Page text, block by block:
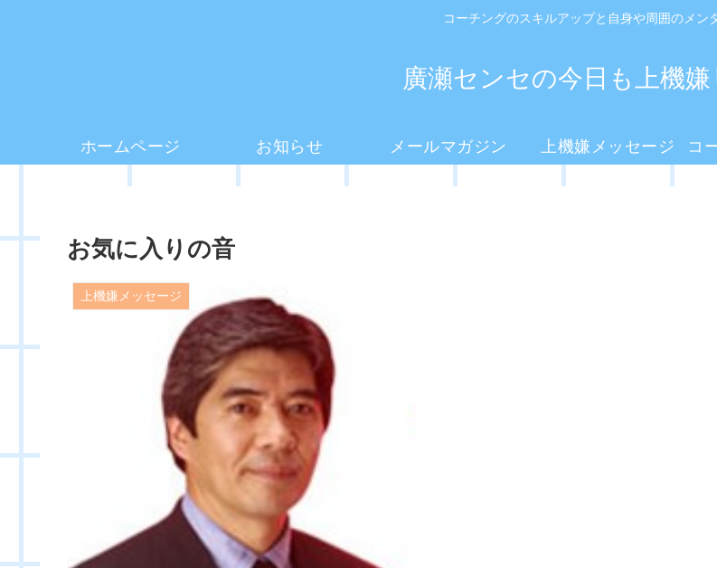
コーチングのスキルアップと自身や周囲のメン
廣瀬センセの今日も上機
ホームページ お知らせ メールマガジン 上機嫌メッセージ
お気に入りの音
上機嫌メッセージ